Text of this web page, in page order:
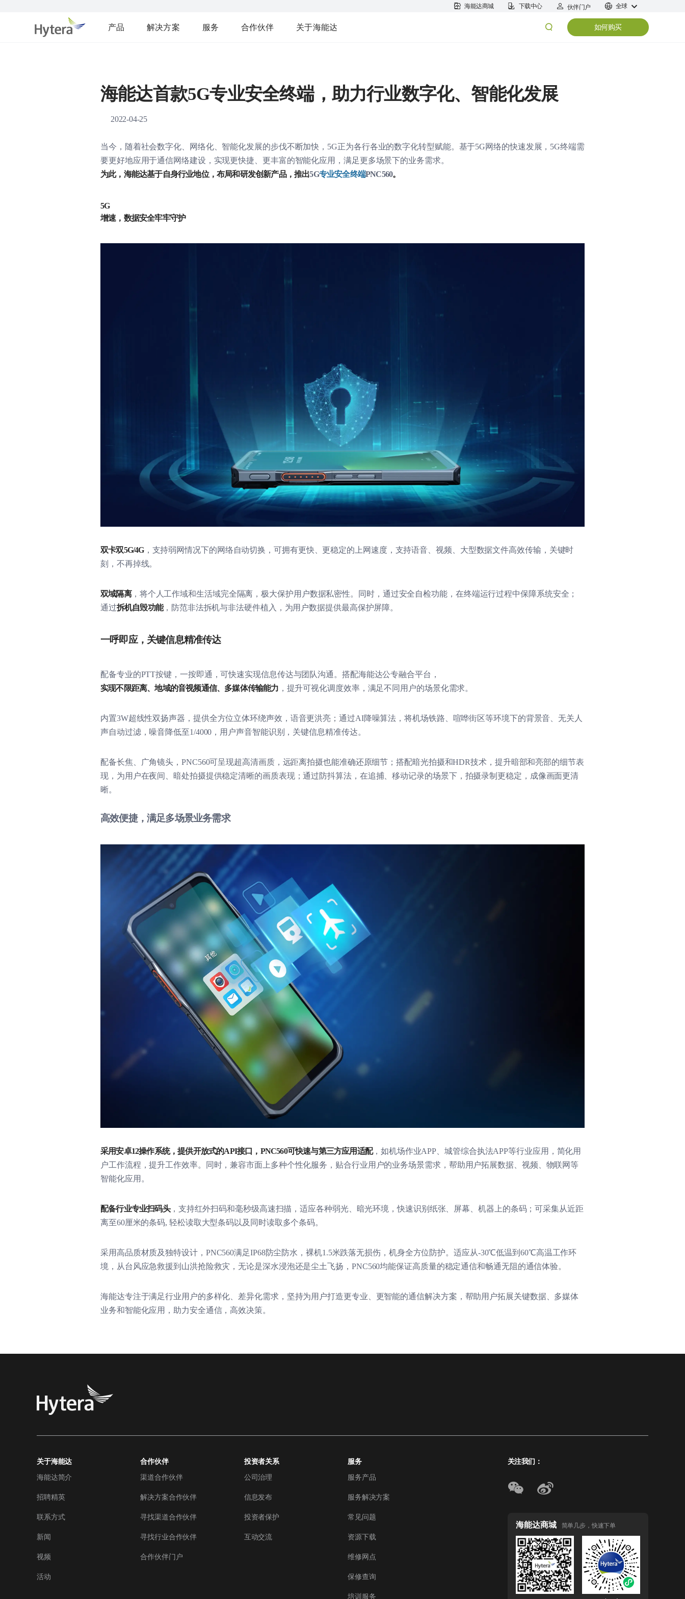
海能达商城 下载中心 伙伴门户 全球
产品 解决方案 服务 合作伙伴 关于海能达 如何购买
海能达首款5G专业安全终端，助力行业数字化、智能化发展
2022-04-25
当今，随着社会数字化、网络化、智能化发展的步伐不断加快， 5G正为各行各业的数字化转型赋能。基于5G网络的快速发展， 5G终端需
要更好地应用于通信网络建设，实现更快捷、更丰富的智能化应用，满足更多场景下的业务需求。
为此，海能达基于自身行业地位，布局和研发创新产品，推出5G专业安全终端PNC560。
5G
增速，数据安全牢牢守护
双卡双5G/4G，支持弱网情况下的网络自动切换，可拥有更快、更稳定的上网速度，支持语音、视频、大型数据文件高效传输，关键时
刻，不再掉线。
双域隔离，将个人工作域和生活域完全隔离，极大保护用户数据私密性。同时，通过安全自检功能，在终端运行过程中保障系统安全；
通过拆机自毁功能，防范非法拆机与非法硬件植入，为用户数据提供最高保护屏障。
一呼即应，关键信息精准传达
配备专业的PTT按键，一按即通，可快速实现信息传达与团队沟通。搭配海能达公专融合平台，
实现不限距离、地域的音视频通信、多媒体传输能力 ，提升可视化调度效率，满足不同用户的场景化需求。
内置3W超线性双扬声器，提供全方位立体环绕声效，语音更洪亮；通过AI降噪算法，将机场铁路、喧哗街区等环境下的背景音、无关人
声自动过滤，噪音降低至1/4000 ，用户声音智能识别，关键信息精准传达。
配备长焦、广角镜头， PNC560可呈现超高清画质，远距离拍摄也能准确还原细节；搭配暗光拍摄和HDR技术，提升暗部和亮部的细节表
现，为用户在夜间、暗处拍摄提供稳定清晰的画质表现；通过防抖算法，在追捕、移动记录的场景下，拍摄录制更稳定，成像画面更清
晰。
高效便捷，满足多场景业务需求
采用安卓12操作系统，提供开放式的API接口， PNC560可快速与第三方应用适配，如机场作业APP、城管综合执法APP等行业应用，简化用
户工作流程，提升工作效率。同时，兼容市面上多种个性化服务，贴合行业用户的业务场景需求，帮助用户拓展数据、视频、物联网等
智能化应用。
配备行业专业扫码头，支持红外扫码和毫秒级高速扫描，适应各种弱光、暗光环境，快速识别纸张、屏幕、机器上的条码；可采集从近距
离至60厘米的条码, 轻松读取大型条码以及同时读取多个条码。
采用高品质材质及独特设计， PNC560满足IP68防尘防水，裸机1.5米跌落无损伤，机身全方位防护。适应从-30℃低温到60℃高温工作环
境，从台风应急救援到山洪抢险救灾，无论是深水浸泡还是尘土飞扬， PNC560均能保证高质量的稳定通信和畅通无阻的通信体验。
海能达专注于满足行业用户的多样化、差异化需求，坚持为用户打造更专业、更智能的通信解决方案，帮助用户拓展关键数据、多媒体
业务和智能化应用，助力安全通信，高效决策。
关于海能达
海能达简介
招聘精英
联系方式
新闻
视频
活动
合作伙伴
渠道合作伙伴
解决方案合作伙伴
寻找渠道合作伙伴
寻找行业合作伙伴
合作伙伴门户
投资者关系
公司治理
信息发布
投资者保护
互动交流
服务
服务产品
服务解决方案
常见问题
资源下载
维修网点
保修查询
培训服务
关注我们：
海能达商城 简单几步，快速下单